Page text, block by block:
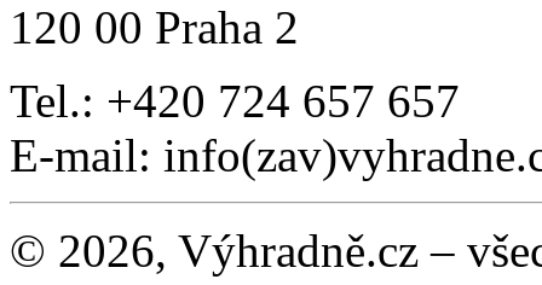
120 00 Praha 2
Tel.: +420 724 657 657
E-mail:
© 2026, Výhradně.cz –